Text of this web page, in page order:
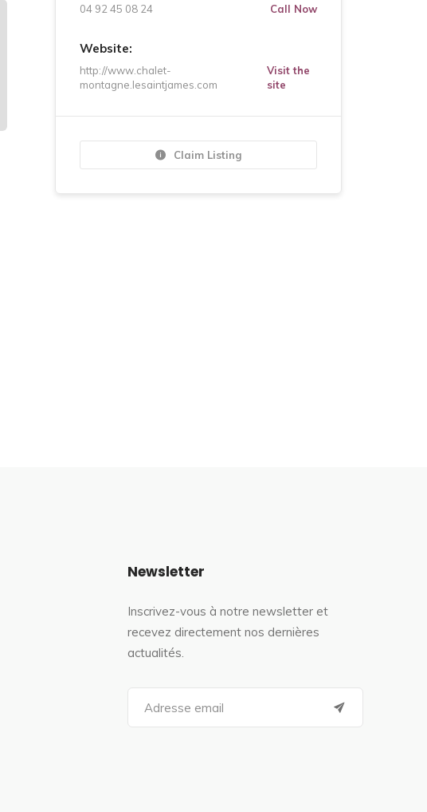
04 92 45 08 24 Call Now
Website:
http://www.chalet-
montagne.lesaintjames.com
Visit the
site
Claim Listing
Newsletter
Inscrivez-vous à notre newsletter et
recevez directement nos dernières
actualités.
a